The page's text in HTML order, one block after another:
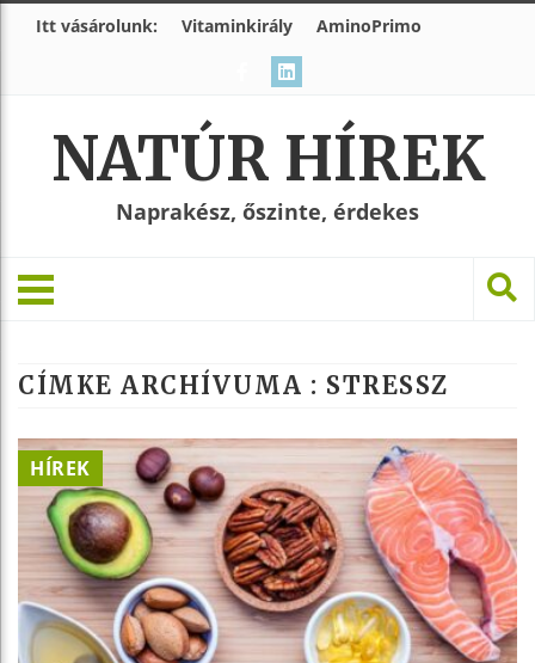
Itt vásárolunk: Vitaminkirály AminoPrimo
NATÚR HÍREK
Naprakész, őszinte, érdekes
CÍMKE ARCHÍVUMA : STRESSZ
HÍREK